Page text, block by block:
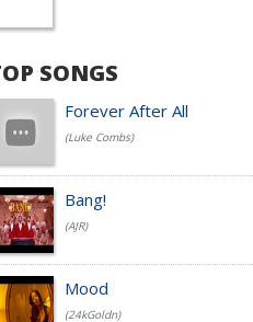
SONGS
Forever After All
(Luke Combs)
Bang!
(AJR)
Mood
(24kGoldn)